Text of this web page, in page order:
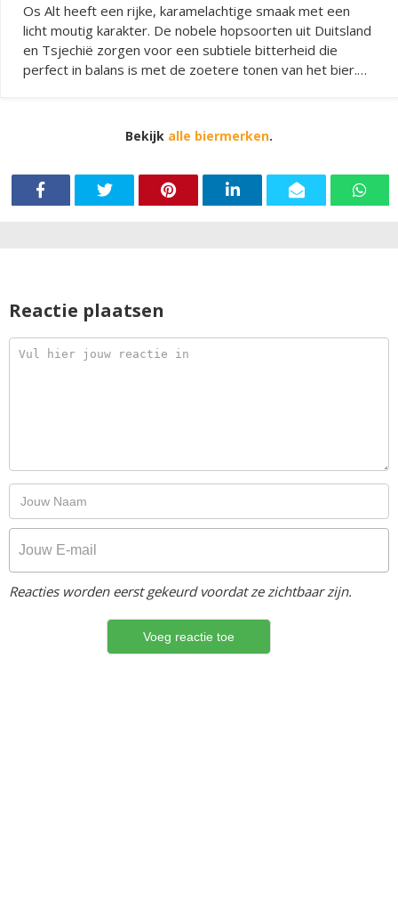
Os Alt heeft een rijke, karamelachtige smaak met een
licht moutig karakter. De nobele hopsoorten uit Duitsland
en Tsjechië zorgen voor een subtiele bitterheid die
perfect in balans is met de zoetere tonen van het bier.
liefhebbers van traditionele Altbieren.
Bekijk alle biermerken.
Reactie plaatsen
Reacties worden eerst gekeurd voordat ze zichtbaar zijn.